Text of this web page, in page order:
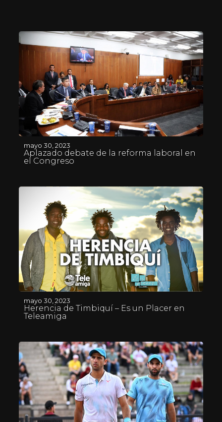
mayo 30, 2023
Aplazado debate de la reforma laboral en
el Congreso
mayo 30, 2023
Herencia de Timbiquí – Es un Placer en
Teleamiga